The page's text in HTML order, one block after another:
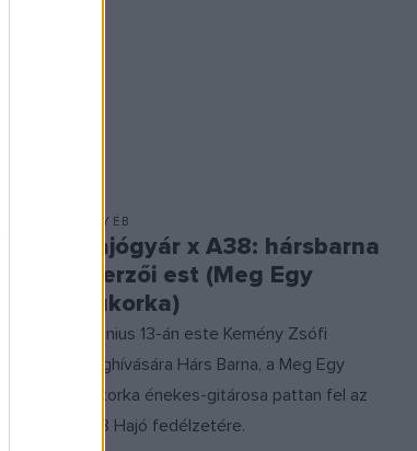
EGYÉB
Hajógyár x A38: hársbarna
szerzői est (Meg Egy
Cukorka)
A június 13-án este Kemény Zsófi
meghívására Hárs Barna, a Meg Egy
Cukorka énekes-gitárosa pattan fel az
A38 Hajó fedélzetére.